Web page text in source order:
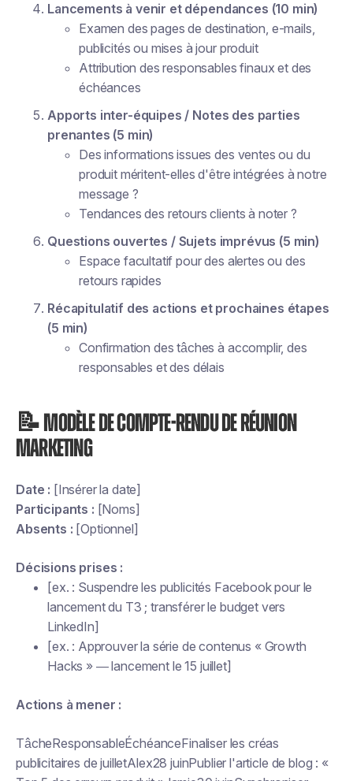
Lancements à venir et dépendances (10 min)
Examen des pages de destination, e-mails,
publicités ou mises à jour produit
Attribution des responsables finaux et des
échéances
Apports inter-équipes / Notes des parties
prenantes (5 min)
Des informations issues des ventes ou du
produit méritent-elles d'être intégrées à notre
message ?
Tendances des retours clients à noter ?
Questions ouvertes / Sujets imprévus (5 min)
Espace facultatif pour des alertes ou des
retours rapides
Récapitulatif des actions et prochaines étapes
(5 min)
Confirmation des tâches à accomplir, des
responsables et des délais
📝 MODÈLE DE COMPTE-RENDU DE RÉUNION
MARKETING
Date : [Insérer la date]
Participants : [Noms]
Absents : [Optionnel]
Décisions prises :
[ex. : Suspendre les publicités Facebook pour le
lancement du T3 ; transférer le budget vers
LinkedIn]
[ex. : Approuver la série de contenus « Growth
Hacks » — lancement le 15 juillet]
Actions à mener :
TâcheResponsableÉchéanceFinaliser les créas
publicitaires de juilletAlex28 juinPublier l'article de blog : «